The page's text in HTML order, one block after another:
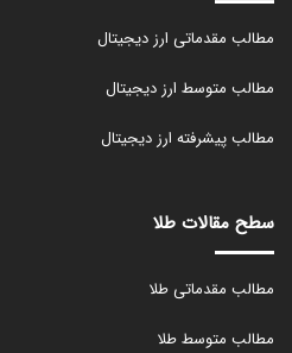
مطالب مقدماتی ارز دیجیتال
مطالب متوسط ارز دیجیتال
مطالب پیشرفته ارز دیجیتال
سطح مقالات طلا
مطالب مقدماتی طلا
مطالب متوسط طلا